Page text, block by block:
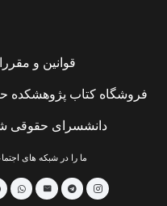
قوانین و
فروشگاه کتاب پژوهشکده
دانشسرای حقوقی
ما را در شبکه های